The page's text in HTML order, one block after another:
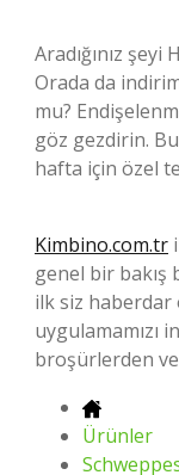
Aradığınız şeyi
Orada da
mu?
göz gezdirin.
hafta için özel
Kimbino.com.tr
genel bir bakış
ilk siz haberdar
uygulamamızı
broşürlerden
Ürünler